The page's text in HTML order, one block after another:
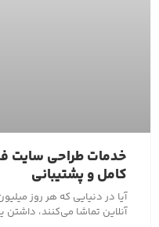
خدمات طراحی سایت
کامل و پشتیبانی
آیا در دنیایی که هر روز
آنلاین تماشا می‌کنند،